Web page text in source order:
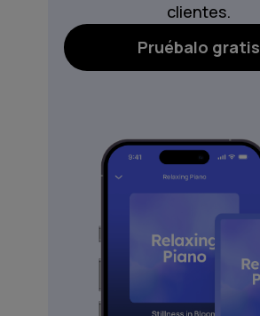
clientes.
Pruébalo gratis